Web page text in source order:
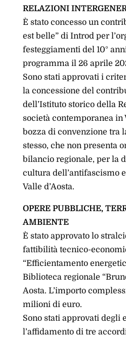
RELAZIONI
È stato concesso un
est belle” di Introd per
festeggiamenti del 10°
programma il 26 aprile
Sono stati approvati i
la concessione del
dell’Istituto storico della
società contemporanea in
bozza di convenzione tra
stesso, che non presenta
bilancio regionale, per la
cultura dell’antifascismo
Valle d’Aosta.
OPERE PUBBLICHE,
AMBIENTE
È stato approvato lo
fattibilità tecnico-
“Efficientamento
Biblioteca regionale
Aosta. L’importo
milioni di euro.
Sono stati approvati degli
l’affidamento di tre